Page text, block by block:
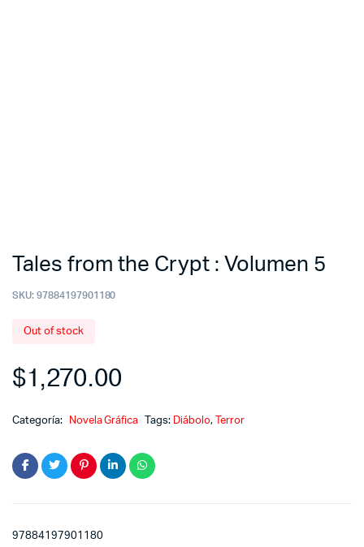
Tales from the Crypt : Volumen 5
SKU: 97884197901180
Out of stock
$1,270.00
Categoría: Novela Gráfica Tags: Diábolo, Terror
97884197901180